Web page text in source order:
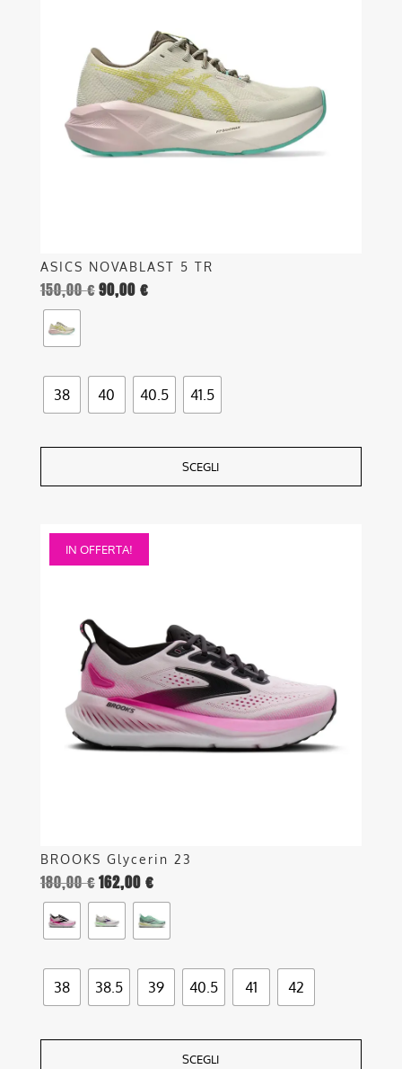
ASICS NOVABLAST 5 TR
150,00€90,00 €
38 40 40.5 41.5
SCEGLI
opzioni
possono
essere
scelte
IN OFFERTA!
BROOKS Glycerin 23
180,00€162,00 €
38 38.5 39 40.5 41 42
SCEGLI
Questo
prodotto
varianti.
opzioni
possono
essere
scelte
nella